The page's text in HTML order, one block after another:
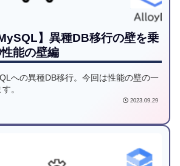
】異種DB移行の壁を乗
能の壁編
への異種DB移行。今回は性能の壁の一
。
2023.09.29